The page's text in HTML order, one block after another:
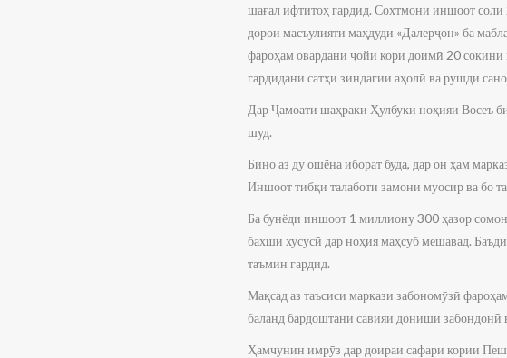
шағал ифтитоҳ гардид. Сохтмони иншоот соли
дорои масъулияти маҳдуди «Далерҷон» ба
фароҳам овардани ҷойи кори доимӣ 20
гардидани сатҳи зиндагии аҳолӣ ва рушди
Дар Ҷамоати шаҳраки Ҳулбуки ноҳияи Восеъ
шуд.
Бино аз ду ошёна иборат буда, дар он ҳам
Иншоот тибқи талаботи замони муосир ва бо
Ба бунёди иншоот 1 миллиону 300 ҳазор
бахши хусусӣ дар ноҳия маҳсуб мешавад.
таъмин гардид.
Мақсад аз таъсиси маркази забономӯзӣ
баланд бардоштани савияи дониши
Ҳамчунин имрӯз дар доираи сафари кории